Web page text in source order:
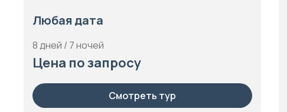
Любая дата
8 дней / 7 ночей
Цена по запросу
Смотреть тур